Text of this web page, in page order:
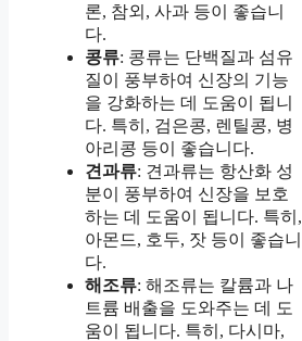
론, 참외, 사과 등이 좋습니
다.
콩류: 콩류는 단백질과 섬유
질이 풍부하여 신장의 기능
을 강화하는 데 도움이 됩니
다. 특히, 검은콩, 렌틸콩, 병
아리콩 등이 좋습니다.
견과류: 견과류는 항산화 성
분이 풍부하여 신장을 보호
하는 데 도움이 됩니다. 특히,
아몬드, 호두, 잣 등이 좋습니
다.
해조류: 해조류는 칼륨과 나
트륨 배출을 도와주는 데 도
움이 됩니다. 특히, 다시마,